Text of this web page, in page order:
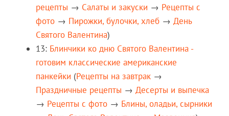
рецепты → Салаты и закуски → Рецепты c
фото → Пирожки, булочки, хлеб → День
Святого Валентина)
13: Блинчики ко дню Святого Валентина -
готовим классические американские
панкейки (Рецепты на завтрак →
Праздничные рецепты → Десерты и выпечка
→ Рецепты c фото → Блины, оладьи, сырники